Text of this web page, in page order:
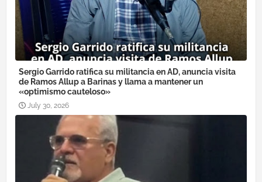
Sergio Garrido ratifica su militancia en AD, anuncia visita
de Ramos Allup a Barinas y llama a mantener un
«optimismo cauteloso»
July 30, 2026